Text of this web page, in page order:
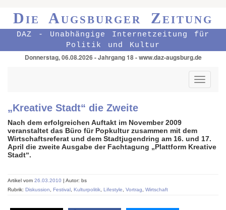
Die Augsburger Zeitung
DAZ - Unabhängige Internetzeitung für
Politik und Kultur
Donnerstag, 06.08.2026 - Jahrgang 18 - www.daz-augsburg.de
Toggle
„Kreative Stadt“ die Zweite
Nach dem erfolgreichen Auftakt im November 2009
veranstaltet das Büro für Popkultur zusammen mit dem
Wirtschaftsreferat und dem Stadtjugendring am 16. und 17.
April die zweite Ausgabe der Fachtagung „Plattform Kreative
Stadt“.
Artikel vom 26.03.2010 | Autor: bs
Rubrik: Diskussion Festival Kulturpolitik Lifestyle Vortrag Wirtschaft